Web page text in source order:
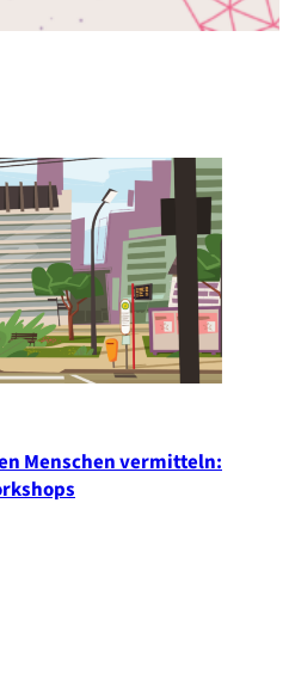
Menschen vermitteln: